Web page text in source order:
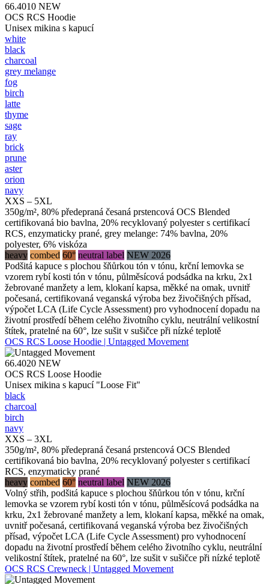
66.4010 NEW
OCS RCS Hoodie
Unisex mikina s kapucí
white
black
charcoal
grey melange
fog
birch
latte
thyme
sage
ray
brick
prune
aster
orion
navy
XXS – 5XL
350g/m², 80% předepraná česaná prstencová OCS Blended
certifikovaná bio bavlna, 20% recyklovaný polyester s certifikací
RCS, enzymaticky prané, grey melange: 74% bavlna, 20%
polyester, 6% viskóza
heavy combed 60° neutral label NEW 2026
Podšitá kapuce s plochou šňůrkou tón v tónu, krční lemovka se
vzorem rybí kosti tón v tónu, půlměsícová podsádka na krku, 2x1
žebrované manžety a lem, klokaní kapsa, měkké na omak, uvnitř
počesaná, certifikovaná veganská výroba bez živočišných přísad,
výpočet LCA (Life Cycle Assessment) pro vyhodnocení dopadu na
životní prostředí během celého životního cyklu, neutrální velikostní
štítek, pratelné na 60°, lze sušit v sušičce při nízké teplotě
OCS RCS Loose Hoodie | Untagged Movement
66.4020 NEW
OCS RCS Loose Hoodie
Unisex mikina s kapucí "Loose Fit"
black
charcoal
birch
navy
XXS – 3XL
350g/m², 80% předepraná česaná prstencová OCS Blended
certifikovaná bio bavlna, 20% recyklovaný polyester s certifikací
RCS, enzymaticky prané
heavy combed 60° neutral label NEW 2026
Volný střih, podšitá kapuce s plochou šňůrkou tón v tónu, krční
lemovka se vzorem rybí kosti tón v tónu, půlměsícová podsádka na
krku, 2x1 žebrované manžety a lem, klokaní kapsa, měkké na omak,
uvnitř počesaná, certifikovaná veganská výroba bez živočišných
přísad, výpočet LCA (Life Cycle Assessment) pro vyhodnocení
dopadu na životní prostředí během celého životního cyklu, neutrální
velikostní štítek, pratelné na 60°, lze sušit v sušičce při nízké teplotě
OCS RCS Crewneck | Untagged Movement